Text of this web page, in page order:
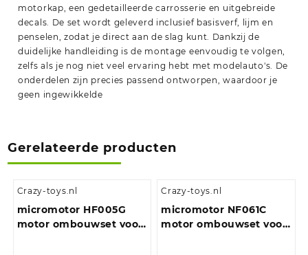
motorkap, een gedetailleerde carrosserie en uitgebreide
decals. De set wordt geleverd inclusief basisverf, lijm en
penselen, zodat je direct aan de slag kunt. Dankzij de
duidelijke handleiding is de montage eenvoudig te volgen,
zelfs als je nog niet veel ervaring hebt met modelauto's. De
onderdelen zijn precies passend ontworpen, waardoor je
geen ingewikkelde
Gerelateerde producten
Crazy-toys.nl
micromotor HF005G
motor ombouwset voor
Crazy-toys.nl
micromotor NF061C
motor ombouwset voor